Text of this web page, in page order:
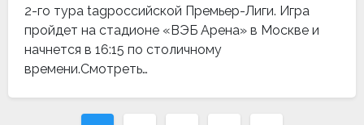
2-го тура tagроссийской Премьер-Лиги. Игра
пройдет на стадионе «ВЭБ Арена» в Москве и
начнется в 16:15 по столичному
времени.Смотреть…